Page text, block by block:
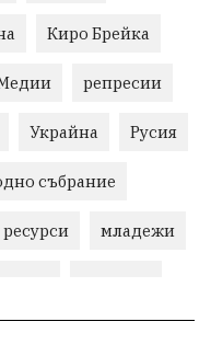
Киро Брейка
репресии
Украйна Русия
събрание
младежи